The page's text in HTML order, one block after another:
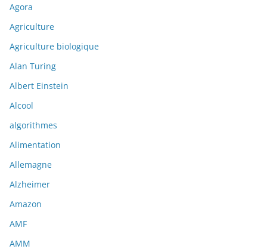
Agora
Agriculture
Agriculture biologique
Alan Turing
Albert Einstein
Alcool
algorithmes
Alimentation
Allemagne
Alzheimer
Amazon
AMF
AMM